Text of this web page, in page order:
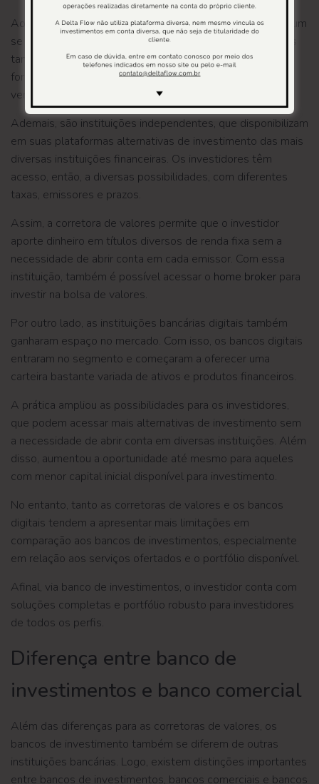
Ao estudar sobre instituições financeiras, também é comum
se deparar com as corretoras de valores. Isso porque elas
também atuam na mediação dos investimentos. Dessa
forma, elas são responsáveis por intermediar a compra e
venda de diferentes
e produtos financeiros.
Ademais, são instituições independentes, que disponibilizam
em suas plataformas alternativas de investimento das mais
diversas instituições financeiras. Os investidores têm
acesso, então, a diversas possibilidades, com diferentes
taxas, emissores e prazos.
Assim, a corretora de valores permite que o investidor
aporte dinheiro em títulos diversos de renda fixa sem a
necessidade de abrir conta em cada emissor. Com essa
instituição, também é possível acessar o home broker para
investir na bolsa de valores.
Por outro lado, as instituições bancárias digitais também
ganharam espaço no mercado. Com isso, os bancos digitais
entraram no segmento e começaram a oferecer uma
carteira bastante variada de ativos e produtos financeiros.
A prática ampliou as possibilidades para os investidores,
que podem acessar mais alternativas de investimento sem
a necessidade de abrir conta em diversas instituições. Além
disso, aumentou a oportunidade até mesmo para aqueles
com menor capital inicial disponível para investimento.
No entanto, tanto as corretoras de valores e os bancos
digitais tendem a apresentar mais limitações em
comparação aos bancos de investimentos, especialmente
em relação aos serviços ofertados e o portfólio disponível.
Afinal, via banco de investimentos, o investidor conta com
soluções completas e portfólio robusto para investidores
de todos os perfis.
Diferença entre banco de
investimentos e banco comercial
Além das diferenças para as corretoras de valores, os
bancos de investimento também se diferem de outras
instituições bancárias. Logo, existem distinções importantes
entre bancos de investimentos, bancos comerciais e bancos